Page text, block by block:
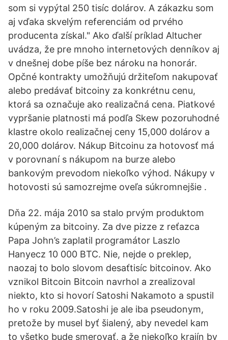
som si vypýtal 250 tisíc dolárov. A zákazku som
aj vďaka skvelým referenciám od prvého
producenta získal." Ako ďalší príklad Altucher
uvádza, že pre mnoho internetových denníkov aj
v dnešnej dobe píše bez nároku na honorár.
Opčné kontrakty umožňujú držiteľom nakupovať
alebo predávať bitcoiny za konkrétnu cenu,
ktorá sa označuje ako realizačná cena. Piatkové
vypršanie platnosti má podľa Skew pozoruhodné
klastre okolo realizačnej ceny 15,000 dolárov a
20,000 dolárov. Nákup Bitcoinu za hotovosť má
v porovnaní s nákupom na burze alebo
bankovým prevodom niekoľko výhod. Nákupy v
hotovosti sú samozrejme oveľa súkromnejšie .
Dňa 22. mája 2010 sa stalo prvým produktom
kúpeným za bitcoiny. Za dve pizze z reťazca
Papa John’s zaplatil programátor Laszlo
Hanyecz 10 000 BTC. Nie, nejde o preklep,
naozaj to bolo slovom desaťtisíc bitcoinov. Ako
vznikol Bitcoin Bitcoin navrhol a zrealizoval
niekto, kto si hovorí Satoshi Nakamoto a spustil
ho v roku 2009.Satoshi je ale iba pseudonym,
pretože by musel byť šialený, aby nevedel kam
to všetko bude smerovať, a že niekoľko krajín by